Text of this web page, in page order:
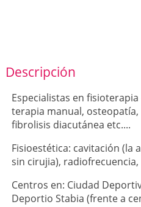
Descripción
Especialistas en
terapia manual, osteopatía,
fibrolisis diacutánea etc....
Fisioestética: cavitación (la
sin cirujia),
Centros en: Ciudad
Deportio Stabia (frente a